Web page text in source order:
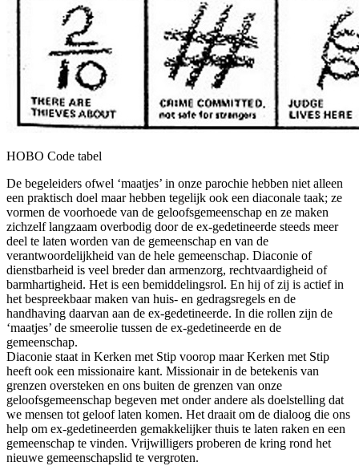
HOBO Code tabel
De begeleiders ofwel ‘maatjes’ in onze parochie hebben niet alleen
een praktisch doel maar hebben tegelijk ook een diaconale taak; ze
vormen de voorhoede van de geloofsgemeenschap en ze maken
zichzelf langzaam overbodig door de ex-gedetineerde steeds meer
deel te laten worden van de gemeenschap en van de
verantwoordelijkheid van de hele gemeenschap. Diaconie of
dienstbarheid is veel breder dan armenzorg, rechtvaardigheid of
barmhartigheid. Het is een bemiddelingsrol. En hij of zij is actief in
het bespreekbaar maken van huis- en gedragsregels en de
handhaving daarvan aan de ex-gedetineerde. In die rollen zijn de
‘maatjes’ de smeerolie tussen de ex-gedetineerde en de
gemeenschap.
Diaconie staat in Kerken met Stip voorop maar Kerken met Stip
heeft ook een missionaire kant. Missionair in de betekenis van
grenzen oversteken en ons buiten de grenzen van onze
geloofsgemeenschap begeven met onder andere als doelstelling dat
we mensen tot geloof laten komen. Het draait om de dialoog die ons
help om ex-gedetineerden gemakkelijker thuis te laten raken en een
gemeenschap te vinden. Vrijwilligers proberen de kring rond het
nieuwe gemeenschapslid te vergroten.